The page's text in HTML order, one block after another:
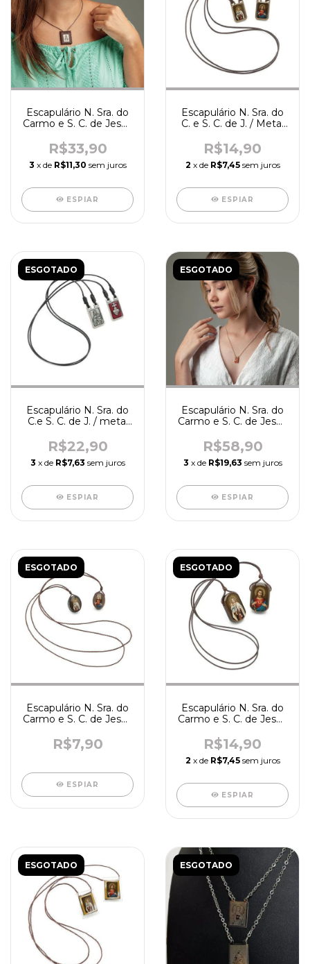
Escapulário N. Sra. do
Carmo e S. C. de Jesus
R$33,90
3 x de R$11,30 sem juros
ESPIAR
Escapulário N. Sra. do
C. e S. C. de J. / Metal
R$14,90
2 x de R$7,45 sem juros
ESPIAR
ESGOTADO
Escapulário N. Sra. do
C.e S. C. de J. / metal
R$22,90
3 x de R$7,63 sem juros
ESPIAR
ESGOTADO
Escapulário N. Sra. do
Carmo e S. C. de Jesus
R$58,90
3 x de R$19,63 sem juros
ESPIAR
ESGOTADO
Escapulário N. Sra. do
Carmo e S. C. de Jesus
R$7,90
ESPIAR
ESGOTADO
Escapulário N. Sra. do
Carmo e S. C. de Jesus
R$14,90
2 x de R$7,45 sem juros
ESPIAR
ESGOTADO ESGOTADO